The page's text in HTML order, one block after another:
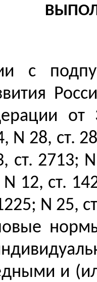
с
от
28, ст.
ст. 2713;
12, ст.
N 25,
и